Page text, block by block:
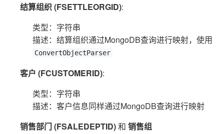
结算组织 (FSETTLEORGID):
类型：字符串
描述：结算组织通过MongoDB查询进行映射，使用
ConvertObjectParser
客户 (FCUSTOMERID):
类型：字符串
描述：客户信息同样通过MongoDB查询进行映射
销售部门 (FSALEDEPTID)和 销售组